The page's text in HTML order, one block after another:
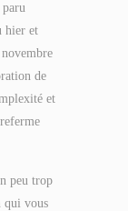
paru
hier et
de
et
peu trop
qui vous